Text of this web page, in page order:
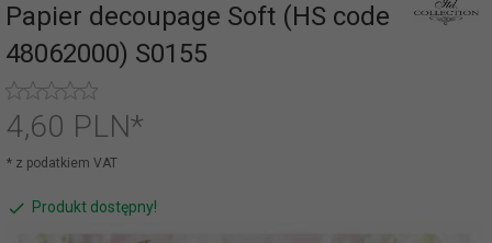
Papier decoupage Soft (HS code
48062000) S0155
4,60 PLN*
* z podatkiem VAT
Produkt dostępny!